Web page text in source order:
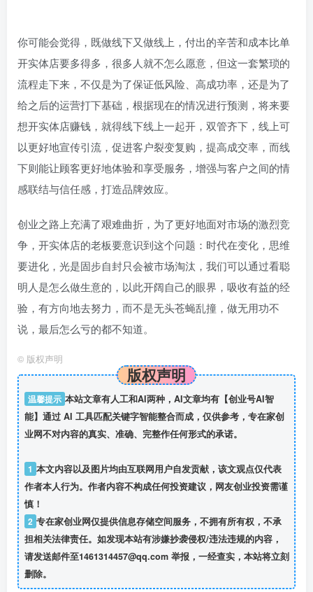
你可能会觉得，既做线下又做线上，付出的辛苦和成本比单
开实体店要多得多，很多人就不怎么愿意，但这一套繁琐的
流程走下来，不仅是为了保证低风险、高成功率，还是为了
给之后的运营打下基础，根据现在的情况进行预测，将来要
想开实体店赚钱，就得线下线上一起开，双管齐下，线上可
以更好地宣传引流，促进客户裂变复购，提高成交率，而线
下则能让顾客更好地体验和享受服务，增强与客户之间的情
感联结与信任感，打造品牌效应。
创业之路上充满了艰难曲折，为了更好地面对市场的激烈竞
争，开实体店的老板要意识到这个问题：时代在变化，思维
要进化，光是固步自封只会被市场淘汰，我们可以通过看聪
明人是怎么做生意的，以此开阔自己的眼界，吸收有益的经
验，有方向地去努力，而不是无头苍蝇乱撞，做无用功不
说，最后怎么亏的都不知道。
© 版权声明
版权声明
温馨提示 本站文章有人工和AI两种，AI文章均有【创业号AI智
能】通过 AI 工具匹配关键字智能整合而成，仅供参考，专在家创
业网不对内容的真实、准确、完整作任何形式的承诺。
1 本文内容以及图片均由互联网用户自发贡献，该文观点仅代表
作者本人行为。作者内容不构成任何投资建议，网友创业投资需谨
慎！
2 专在家创业网仅提供信息存储空间服务，不拥有所有权，不承
担相关法律责任。如发现本站有涉嫌抄袭侵权/违法违规的内容，
请发送邮件至1461314457@qq.com 举报，一经查实，本站将立刻
删除。